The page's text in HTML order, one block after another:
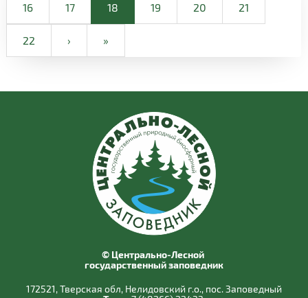
16 17 18 19 20 21
22 › »
© Центрально-Лесной
государственный заповедник
172521, Тверская обл, Нелидовский г.о., пос. Заповедный